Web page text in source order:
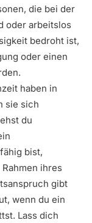
die bei der
oder arbeitslos
bedroht ist,
oder einen
haben in
sie sich
du
bist,
ihres
gibt
wenn du ein
Lass dich